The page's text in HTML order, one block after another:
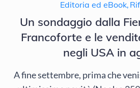
Editoria ed eBook,
Un sondaggio dalla
Francoforte e le
negli USA in
A fine settembre, prima che